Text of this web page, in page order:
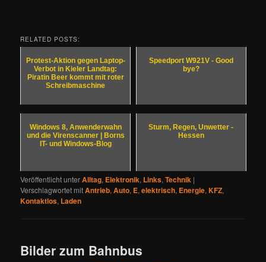
RELATED POSTS:
Protest-Aktion gegen Laptop-
Verbot in Kieler Landtag:
Piratin Beer kommt mit roter
Schreibmaschine
Speedport W921V - Good
bye?
Windows 8, Anwenderwahn
und die Virenscanner | Borns
IT- und Windows-Blog
Sturm, Regen, Unwetter -
Hessen
Veröffentlicht unterAlltag, Elektronik, Links,Technik |
Verschlagwortet mitAntrieb,Auto, E,elektrisch, Energie,KFZ,
Kontaktlos, Laden
Bilder zum Bahnbus